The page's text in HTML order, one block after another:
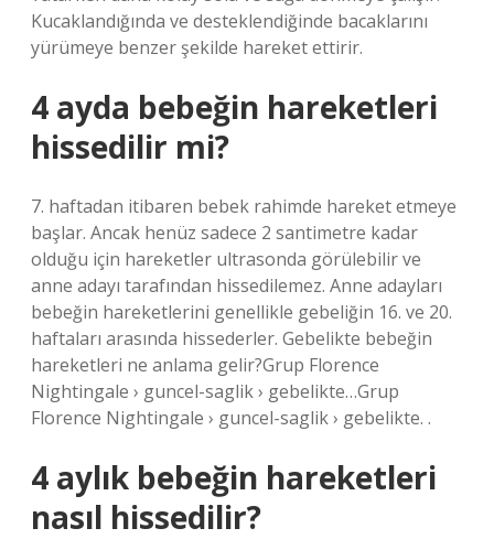
Kucaklandığında ve desteklendiğinde bacaklarını
yürümeye benzer şekilde hareket ettirir.
4 ayda bebeğin hareketleri
hissedilir mi?
7. haftadan itibaren bebek rahimde hareket etmeye
başlar. Ancak henüz sadece 2 santimetre kadar
olduğu için hareketler ultrasonda görülebilir ve
anne adayı tarafından hissedilemez. Anne adayları
bebeğin hareketlerini genellikle gebeliğin 16. ve 20.
haftaları arasında hissederler. Gebelikte bebeğin
hareketleri ne anlama gelir?Grup Florence
Nightingale › guncel-saglik › gebelikte…Grup
Florence Nightingale › guncel-saglik › gebelikte. .
4 aylık bebeğin hareketleri
nasıl hissedilir?